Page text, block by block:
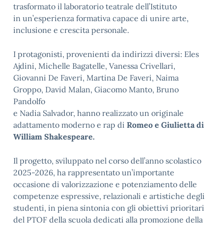
trasformato il laboratorio teatrale dell’Istituto
in un’esperienza formativa capace di unire arte,
inclusione e crescita personale.
I protagonisti, provenienti da indirizzi diversi: Eles
Ajdini, Michelle Bagatelle, Vanessa Crivellari,
Giovanni De Faveri, Martina De Faveri, Naima
Groppo, David Malan, Giacomo Manto, Bruno
Pandolfo
e Nadia Salvador, hanno realizzato un originale
adattamento moderno e rap di Romeo e Giulietta di
William Shakespeare.
Il progetto, sviluppato nel corso dell’anno scolastico
2025-2026, ha rappresentato un’importante
occasione di valorizzazione e potenziamento delle
competenze espressive, relazionali e artistiche degli
studenti, in piena sintonia con gli obiettivi prioritari
del PTOF della scuola dedicati alla promozione della